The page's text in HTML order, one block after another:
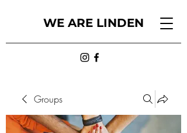
WE ARE LINDEN
Groups